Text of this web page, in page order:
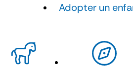
Adopter un